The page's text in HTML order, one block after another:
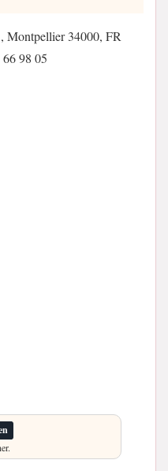
Montpellier 34000, FR
98 05